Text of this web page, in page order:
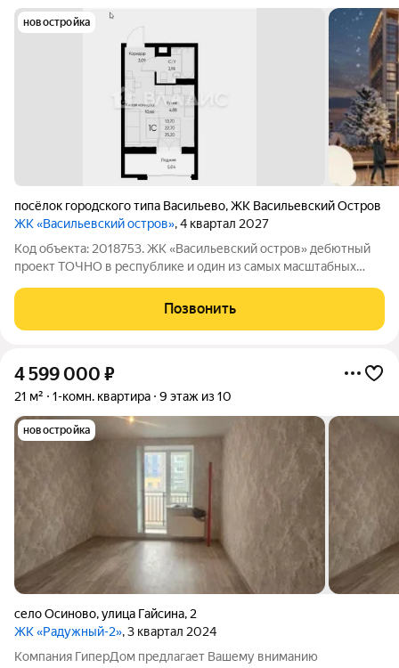
новостройка
посёлок городского типа Васильево,ЖК Васильевский Остров
ЖК «Васильевский остров», 4 квартал 2027
Код объекта: 2018753. ЖК «Васильевский остров» дебютный
проект ТОЧНО в республике и один из самых масштабных
возводят в Зеленодольском районе, в поселке Васильево, по
механизмам комплексного
Позвонить
4 599 000 ₽
21 м² 1-комн. квартира 9 этаж из 10
новостройка
село Осиново,улица Гайсина, 2
ЖК «Радужный-2», 3 квартал 2024
Компания ГиперДом предлагает Вашему вниманию